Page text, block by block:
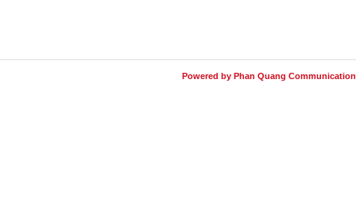
Powered by Phan Quang Communication